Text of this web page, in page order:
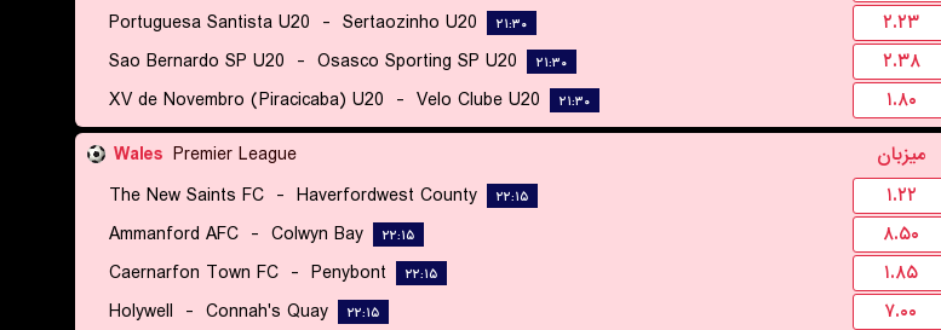
Portuguesa Santista U20 - Sertaozinho U20 ۲۱:۳۰ ۲.۲۳
Sao Bernardo SP U20 - Osasco Sporting SP U20 ۲۱:۳۰ ۲.۳۸
XV de Novembro (Piracicaba) U20 - Velo Clube U20 ۲۱:۳۰ ۱.۸۰
Wales Premier League میزبان
The New Saints FC - Haverfordwest County ۲۲:۱۵ ۱.۲۲
Ammanford AFC - Colwyn Bay ۲۲:۱۵ ۸.۵۰
Caernarfon Town FC - Penybont ۲۲:۱۵ ۱.۸۵
Holywell - Connah's Quay ۲۲:۱۵ ۷.۰۰